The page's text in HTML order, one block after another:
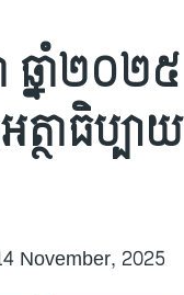
ឆ្នាំ២០
ាធិប្បា
November, 2025